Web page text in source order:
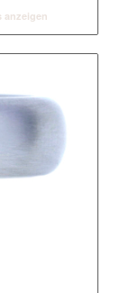
anzeigen